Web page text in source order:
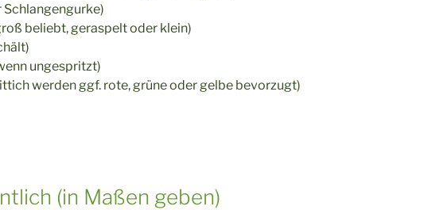
Schlangengurke)
beliebt, geraspelt oder klein)
ungespritzt)
werden ggf. rote, grüne oder gelbe bevorzugt)
(in Maßen geben)